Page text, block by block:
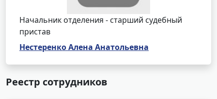
Начальник отделения - старший судебный
пристав
Нестеренко Алена Анатольевна
Реестр сотрудников